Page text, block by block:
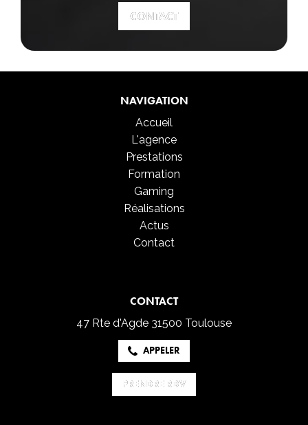
CONTACT
CONTACT
NAVIGATION
Accueil
L'agence
Prestations
Formation
Gaming
Réalisations
Actus
Contact
CONTACT
47 Rte d'Agde 31500 Toulouse
APPELER
PRENDRE RDV
PRENDRE RDV